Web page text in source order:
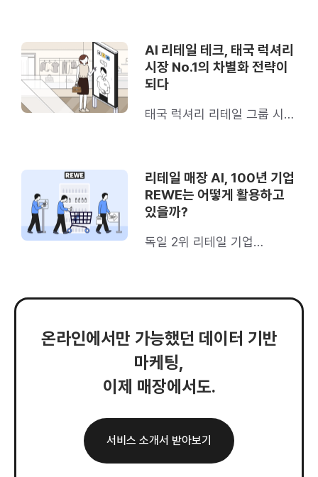
AI 리테일 테크, 태국 럭셔리
시장 No.1의 차별화 전략이
되다
태국 럭셔리 리테일 그룹 시암
리테일 매장 AI, 100년 기업
REWE는 어떻게 활용하고
있을까?
독일 2위 리테일 기업
온라인에서만 가능했던 데이터 기반
마케팅,
이제 매장에서도.
서비스 소개서 받아보기